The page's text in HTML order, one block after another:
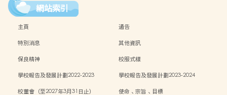
網站索引
主頁
通告
特別消息
其他資訊
保良精神
校服式樣
學校報告及發展計劃2022-2023
學校報告及發展計劃2023-2024
校董會（至2027年3月31日止）
使命、宗旨、目標